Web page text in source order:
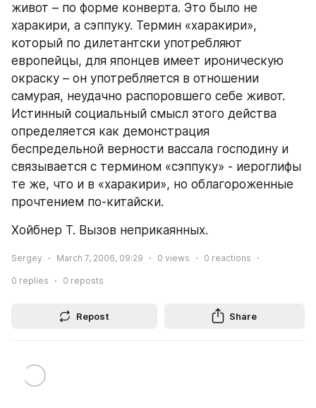
живот – по форме конверта. Это было не
харакири, а сэппуку. Термин «харакири»,
который по дилетантски употребляют
европейцы, для японцев имеет ироническую
окраску – он употребляется в отношении
самурая, неудачно распоровшего себе живот.
Истинный социальный смысл этого действа
определяется как демонстрация
беспредельной верности вассала господину и
связывается с термином «сэппуку» - иероглифы
те же, что и в «харакири», но облагороженные
прочтением по-китайски.
Хойбнер Т. Вызов неприкаянных.
Sergey March 7, 2006, 09:29 0 views 0 reactions
0 replies 0 reposts
Repost Share